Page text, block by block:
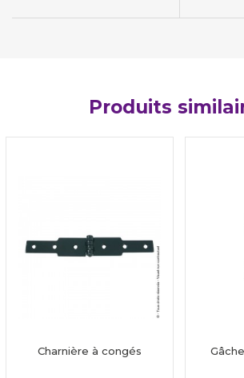
Produits
Charnière à congés